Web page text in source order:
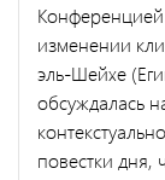
изменении
эль-Шейхе
обсуждалась
повестки дня,